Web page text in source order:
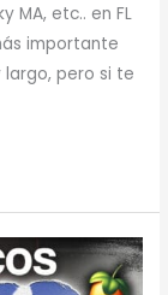
MA, etc.. en FL
importante
pero si te